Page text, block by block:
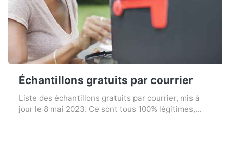
Échantillons gratuits par courrier
Liste des échantillons gratuits par courrier, mis à
jour le 8 mai 2023. Ce sont tous 100% légitimes,...